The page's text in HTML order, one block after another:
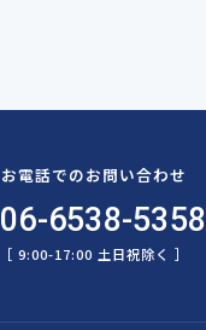
お電話でのお問い合わせ
06-6538-5358
［ 9:00-17:00 土日祝除く ］